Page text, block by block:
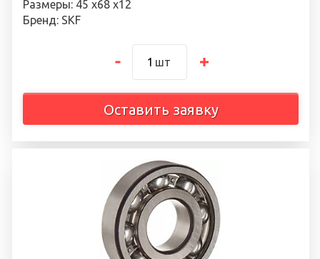
Размеры: 45 х68 х12
Бренд: SKF
шт
Оставить заявку